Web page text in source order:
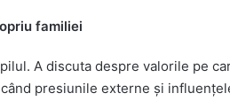
familiei
A discuta despre valorile pe
presiunile externe și